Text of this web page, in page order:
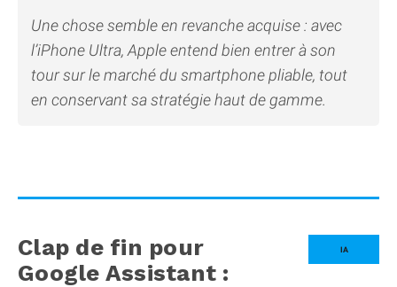
Une chose semble en revanche acquise : avec
l’iPhone Ultra, Apple entend bien entrer à son
tour sur le marché du smartphone pliable, tout
en conservant sa stratégie haut de gamme.
IA
Clap de fin pour
Google Assistant :